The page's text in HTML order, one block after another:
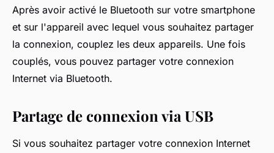
Après avoir activé le Bluetooth sur votre smartphone
et sur l'appareil avec lequel vous souhaitez partager
la connexion, couplez les deux appareils. Une fois
couplés, vous pouvez partager votre connexion
Internet via Bluetooth.
Partage de connexion via USB
Si vous souhaitez partager votre connexion Internet